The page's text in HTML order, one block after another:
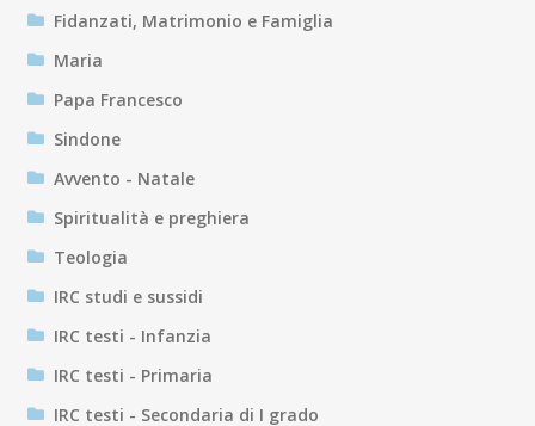
Fidanzati, Matrimonio e Famiglia
Maria
Papa Francesco
Sindone
Avvento - Natale
Spiritualità e preghiera
Teologia
IRC studi e sussidi
IRC testi - Infanzia
IRC testi - Primaria
IRC testi - Secondaria di I grado